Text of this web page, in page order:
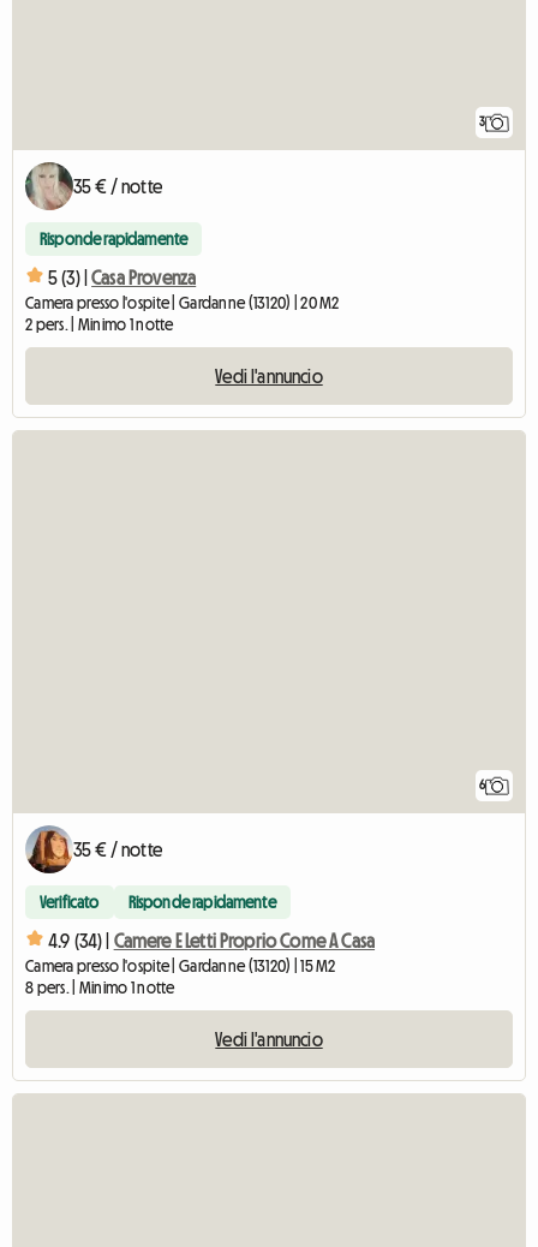
3
35 € / notte
Risponde rapidamente
5 (3) | Casa Provenza
Camera presso l'ospite | Gardanne (13120) | 20 M2
2 pers. | Minimo 1 notte
Vedi l'annuncio
6
35 € / notte
Verificato Risponde rapidamente
4.9 (34) | Camere E Letti Proprio Come A Casa
Camera presso l'ospite | Gardanne (13120) | 15 M2
8 pers. | Minimo 1 notte
Vedi l'annuncio